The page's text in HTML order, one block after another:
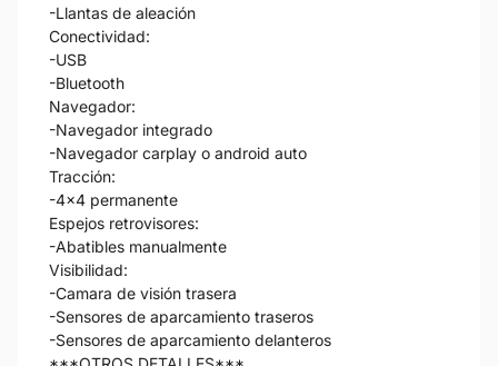
-Llantas de aleación
Conectividad:
-USB
-Bluetooth
Navegador:
-Navegador integrado
-Navegador carplay o android auto
Tracción:
-4x4 permanente
Espejos retrovisores:
-Abatibles manualmente
Visibilidad:
-Camara de visión trasera
-Sensores de aparcamiento traseros
-Sensores de aparcamiento delanteros